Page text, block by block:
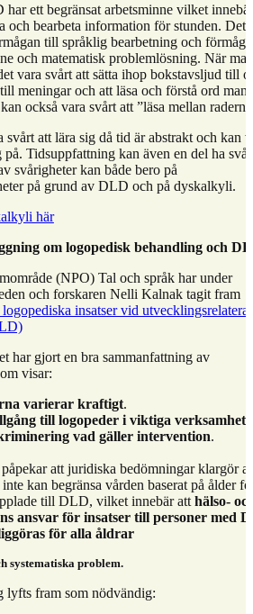
ett begränsat arbetsminne vilket innebär
och bearbeta information för stunden. Det
till språklig bearbetning och
och matematisk problemlösning. När
vara svårt att sätta ihop bokstavsljud till
meningar och att läsa och förstå ord man
också vara svårt att ”läsa mellan
att lära sig då tid är abstrakt och kan
på. Tidsuppfattning kan även en del ha
svårigheter kan både bero på
på grund av DLD och på dyskalkyli.
här
om logopedisk behandling och
(NPO) Tal och språk har under
och forskaren Nelli Kalnak tagit fram
insatser vid
har gjort en bra sammanfattning av
visar:
varierar kraftigt.
till logopeder i viktiga verksamhete
vad gäller intervention.
att juridiska bedömningar klargör
kan begränsa vården baserat på ålder
till DLD, vilket innebär att hälso-
ansvar för insatser till personer med
för alla åldrar
systematiska problem.
lyfts fram som nödvändig: